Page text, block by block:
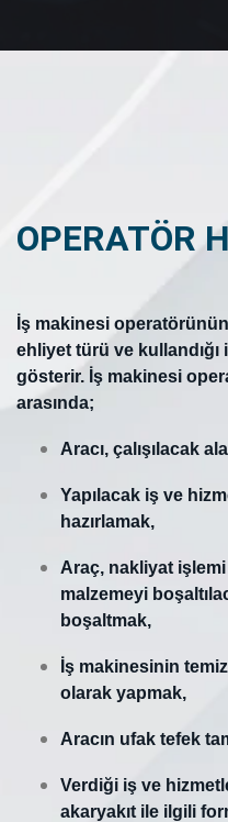
OPERATÖR
İş makinesi
ehliyet türü ve
gösterir. İş makinesi
arasında;
Aracı, çalışılacak
Yapılacak iş ve
hazırlamak,
Araç, nakliyat işlemi
malzemeyi
boşaltmak,
İş makinesinin
olarak yapmak,
Aracın ufak tefek
Verdiği iş ve
akaryakıt ile ilgili